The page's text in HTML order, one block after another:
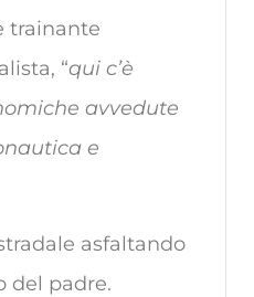
trainante
“qui c’è
avvedute
e
asfaltando
del padre.